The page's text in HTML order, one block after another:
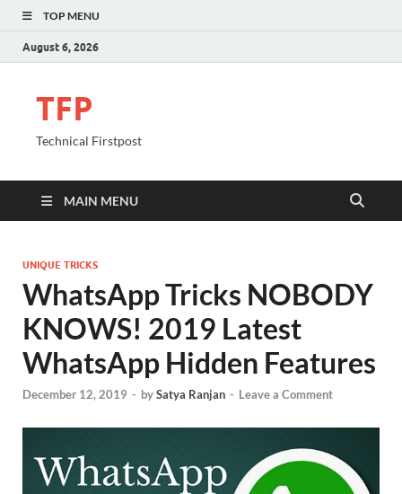
TOP MENU
August 6, 2026
TFP
Technical Firstpost
MAIN MENU
UNIQUE TRICKS
WhatsApp Tricks NOBODY
KNOWS! 2019 Latest
WhatsApp Hidden Features
December 12, 2019 - bySatya Ranjan - Leave a Comment